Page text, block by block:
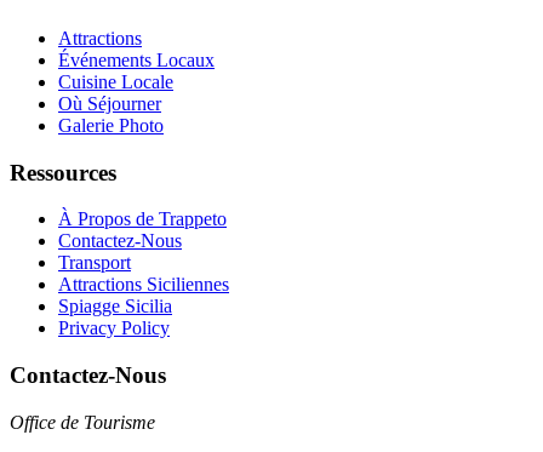
Attractions
Événements Locaux
Cuisine Locale
Où Séjourner
Galerie Photo
Ressources
À Propos de Trappeto
Contactez-Nous
Transport
Attractions Siciliennes
Spiagge Sicilia
Privacy Policy
Contactez-Nous
Office de Tourisme